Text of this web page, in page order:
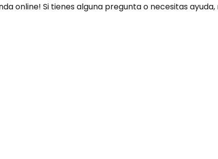
online! Si tienes alguna pregunta o necesitas